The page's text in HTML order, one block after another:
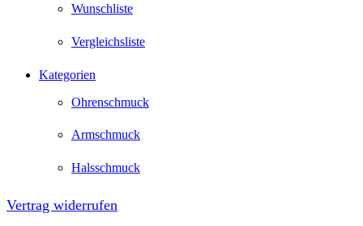
Wunschliste
Vergleichsliste
Kategorien
Ohrenschmuck
Armschmuck
Halsschmuck
Vertrag widerrufen